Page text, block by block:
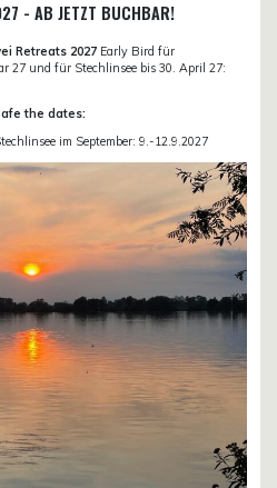
- AB JETZT BUCHBAR!
Retreats 2027 Early Bird für
27 und für Stechlinsee bis 30. April 27:
the dates:
im September: 9.-12.9.2027